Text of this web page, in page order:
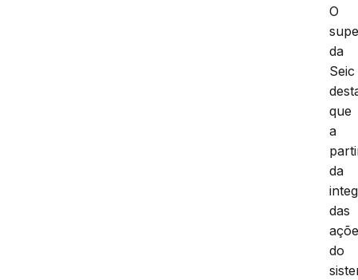
O
da
Seic
que
a
da
das
do